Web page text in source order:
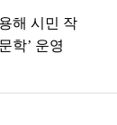
해 시민 작
학’ 운영